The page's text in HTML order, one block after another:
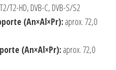
T2-HD, DVB-C, DVB-S/S2
(An×Al×Pr):aprox. 72,0
(An×Al×Pr):aprox. 72,0